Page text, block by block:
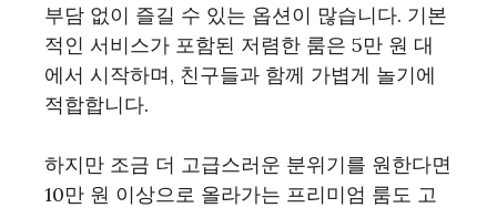
부담 없이 즐길 수 있는 옵션이 많습니다. 기본
적인 서비스가 포함된 저렴한 룸은 5만 원 대
에서 시작하며, 친구들과 함께 가볍게 놀기에
적합합니다.
하지만 조금 더 고급스러운 분위기를 원한다면
10만 원 이상으로 올라가는 프리미엄 룸도 고